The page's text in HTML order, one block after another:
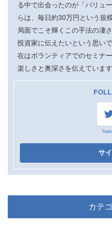
る中で出会ったのが「バリュ
らは、毎日約30万円という規
局面でこそ輝くこの手法の凄
投資家に伝えたいという思い
在はボランティアでのセミナ
楽しさと奥深さを伝えています
カテ